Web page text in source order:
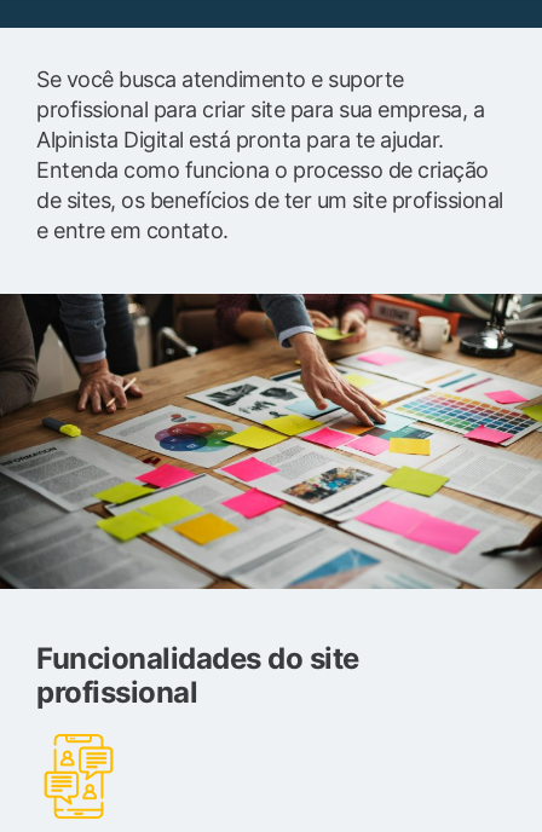
Se você busca atendimento e suporte
profissional para criar site para sua empresa, a
Alpinista Digital está pronta para te ajudar.
Entenda como funciona o processo de criação
de sites, os benefícios de ter um site profissional
e entre em contato.
Funcionalidades do site
profissional